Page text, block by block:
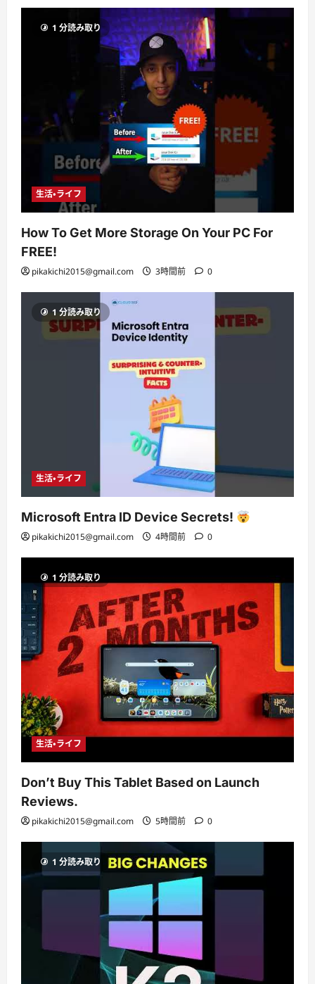
1 分読み取り
生活・ライフ
How To Get More Storage On Your PC For
FREE!
pikakichi2015@gmail.com 3時間前 0
1 分読み取り
生活・ライフ
Microsoft Entra ID Device Secrets!
pikakichi2015@gmail.com 4時間前 0
1 分読み取り
生活・ライフ
Don’t Buy This Tablet Based on Launch
Reviews.
pikakichi2015@gmail.com 5時間前 0
1 分読み取り